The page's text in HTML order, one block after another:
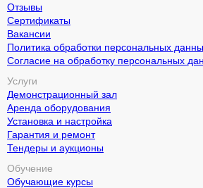
Отзывы
Сертификаты
Вакансии
Политика обработки персональных
Согласие на обработку персональных
Услуги
Демонстрационный зал
Аренда оборудования
Установка и настройка
Гарантия и ремонт
Тендеры и аукционы
Обучение
Обучающие курсы